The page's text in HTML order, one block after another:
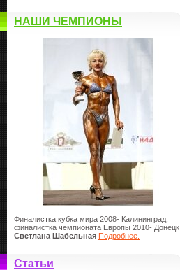
НАШИ ЧЕМПИОНЫ
Финалистка кубка мира 2008- Калининград,
финалистка чемпионата Европы 2010- Донецк.
Светлана Шабельная Подробнее.
Статьи